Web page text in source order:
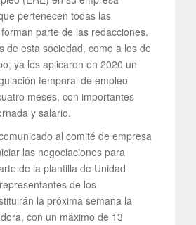
pertenecen todas las
parte de las redacciones.
de esta sociedad, como a los de
ya les aplicaron en 2020 un
temporal de empleo
meses, con importantes
y salario.
al comité de empresa
las negociaciones para
de la plantilla de Unidad
de los
la próxima semana la
con un máximo de 13